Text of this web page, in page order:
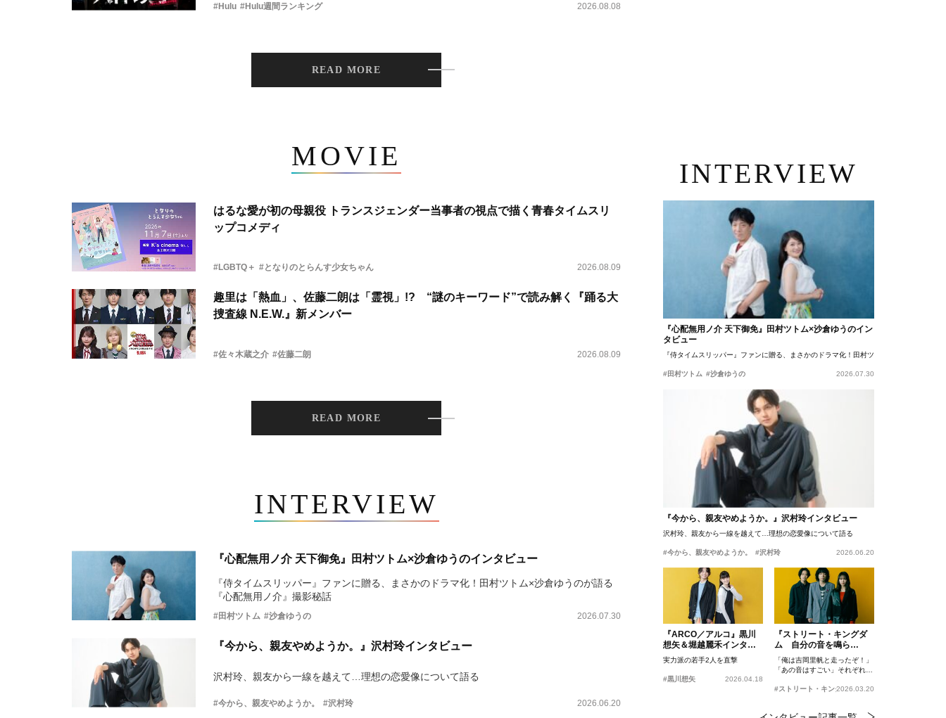
#Hulu #Hulu週間ランキング 2026.08.08
READ MORE
MOVIE
はるな愛が初の母親役 トランスジェンダー当事者の視点で描く青春タイムスリ
ップコメディ
#LGBTQ＋ #となりのとらんす少女ちゃん 2026.08.09
趣里は「熱血」、佐藤二朗は「霊視」!? “謎のキーワード”で読み解く『踊る大
捜査線 N.E.W.』新メンバー
#佐々木蔵之介 #佐藤二朗 2026.08.09
READ MORE
INTERVIEW
『心配無用ノ介 天下御免』田村ツトム×沙倉ゆうのインタビュー
『侍タイムスリッパー』ファンに贈る、まさかのドラマ化！田村ツトム×沙倉ゆうのが語る
『心配無用ノ介』撮影秘話
#田村ツトム #沙倉ゆうの 2026.07.30
『今から、親友やめようか。』沢村玲インタビュー
沢村玲、親友から一線を越えて…理想の恋愛像について語る
#今から、親友やめようか。 #沢村玲 2026.06.20
INTERVIEW
『心配無用ノ介 天下御免』田村ツトム×沙倉ゆうのイン
タビュー
『侍タイムスリッパー』ファンに贈る、まさかのドラマ化！田村ツトム×沙倉ゆうのが語
#田村ツトム #沙倉ゆうの 2026.07.30
『今から、親友やめようか。』沢村玲インタビュー
沢村玲、親友から一線を越えて…理想の恋愛像について語る
#今から、親友やめようか。 #沢村玲 2026.06.20
『ARCO／アルコ』黒川
想矢＆堀越麗禾インタビ
ュー
実力派の若手2人を直撃
#黒川想矢 2026.04.18
『ストリート・キングダ
ム 自分の音を鳴ら
せ。』峯田和伸、若葉竜
也、吉岡里帆インタビュ
ー
「俺は吉岡里帆と走ったぞ！」
「あの音はすごい」それぞれの
#ストリート・キングダム 自分の音を鳴らせ。
2026.03.20